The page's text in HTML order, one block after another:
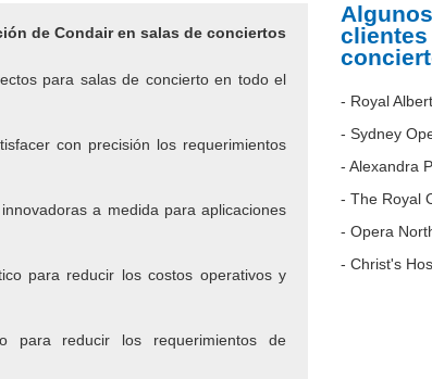
de Condair en salas de conciertos
para salas de concierto en todo el
con precisión los requerimientos
a medida para aplicaciones
para reducir los costos operativos y
para reducir los requerimientos de
- Royal
- Sydney
- Alexandra
- The Royal
- Opera
- Christ's